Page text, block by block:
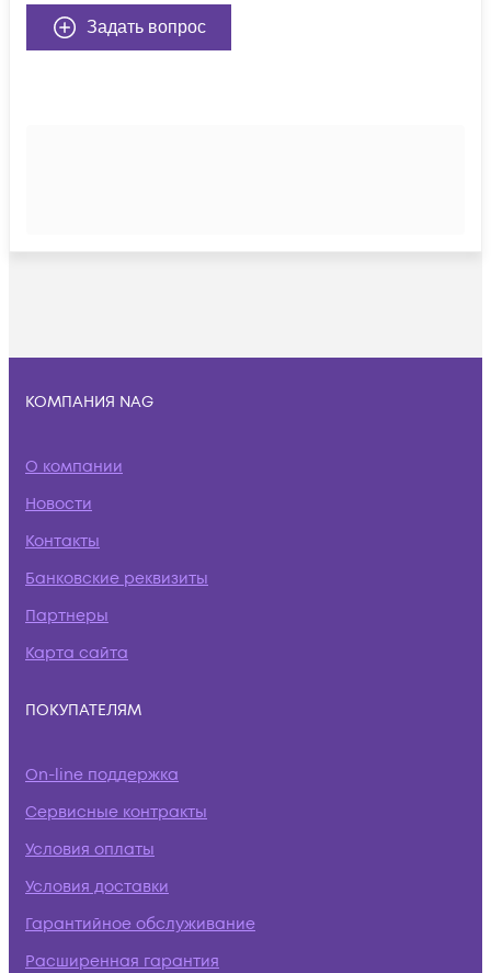
Задать вопрос
КОМПАНИЯ NAG
О компании
Новости
Контакты
Банковские реквизиты
Партнеры
Карта сайта
ПОКУПАТЕЛЯМ
On-line поддержка
Сервисные контракты
Условия оплаты
Условия доставки
Гарантийное обслуживание
Расширенная гарантия